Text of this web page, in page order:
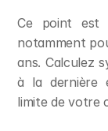
Ce point est
notamment
ans. Calculez
à la dernière
limite de votre